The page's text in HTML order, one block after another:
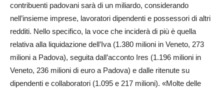
contribuenti padovani sarà di un miliardo, considerando
nell’insieme imprese, lavoratori dipendenti e possessori di altri
redditi. Nello specifico, la voce che inciderà di più è quella
relativa alla liquidazione dell’Iva (1.380 milioni in Veneto, 273
milioni a Padova), seguita dall’acconto Ires (1.196 milioni in
Veneto, 236 milioni di euro a Padova) e dalle ritenute su
dipendenti e collaboratori (1.095 e 217 milioni). «Molte delle